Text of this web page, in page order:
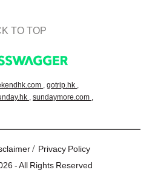
TO TOP
, gotrip.hk ,
, sundaymore.com ,
/ Privacy Policy
- All Rights Reserved